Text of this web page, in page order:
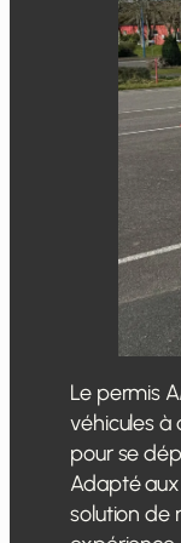
Le permis
véhicules à
pour se
Adapté
solution de